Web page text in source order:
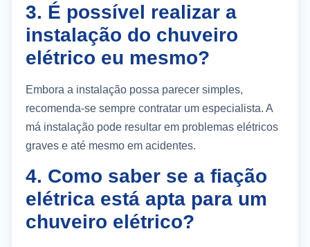
3. É possível realizar a
instalação do chuveiro
elétrico eu mesmo?
Embora a instalação possa parecer simples,
recomenda-se sempre contratar um especialista. A
má instalação pode resultar em problemas elétricos
graves e até mesmo em acidentes.
4. Como saber se a fiação
elétrica está apta para um
chuveiro elétrico?